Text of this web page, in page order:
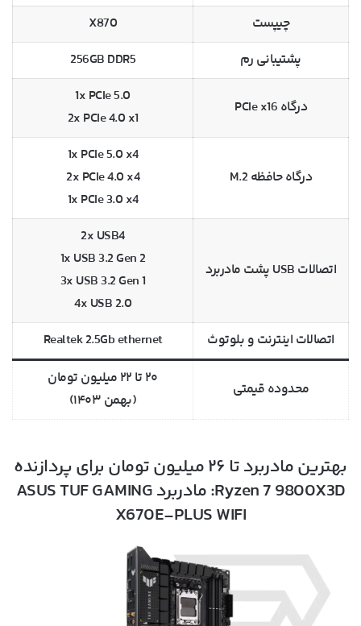
چیپست
X870
پشتیبانی رم
256GB DDR5
درگاه PCIe x16
1x PCIe 5.0
2x PCIe 4.0 x1
درگاه حافظه M.2
1x PCIe 5.0 x4
2x PCIe 4.0 x4
1x PCIe 3.0 x4
اتصالات USB پشت مادربرد
2x USB4
1x USB 3.2 Gen 2
3x USB 3.2 Gen 1
4x USB 2.0
اتصالات اینترنت و بلوتوث
Realtek 2.5Gb ethernet
محدوده قیمتی
۲۰ تا ۲۲ میلیون تومان
(بهمن ۱۴۰۳)
بهترین مادربرد تا ۲۶ میلیون تومان برای پردازنده
Ryzen 7 9800X3D: مادربرد ASUS TUF GAMING
X670E-PLUS WIFI